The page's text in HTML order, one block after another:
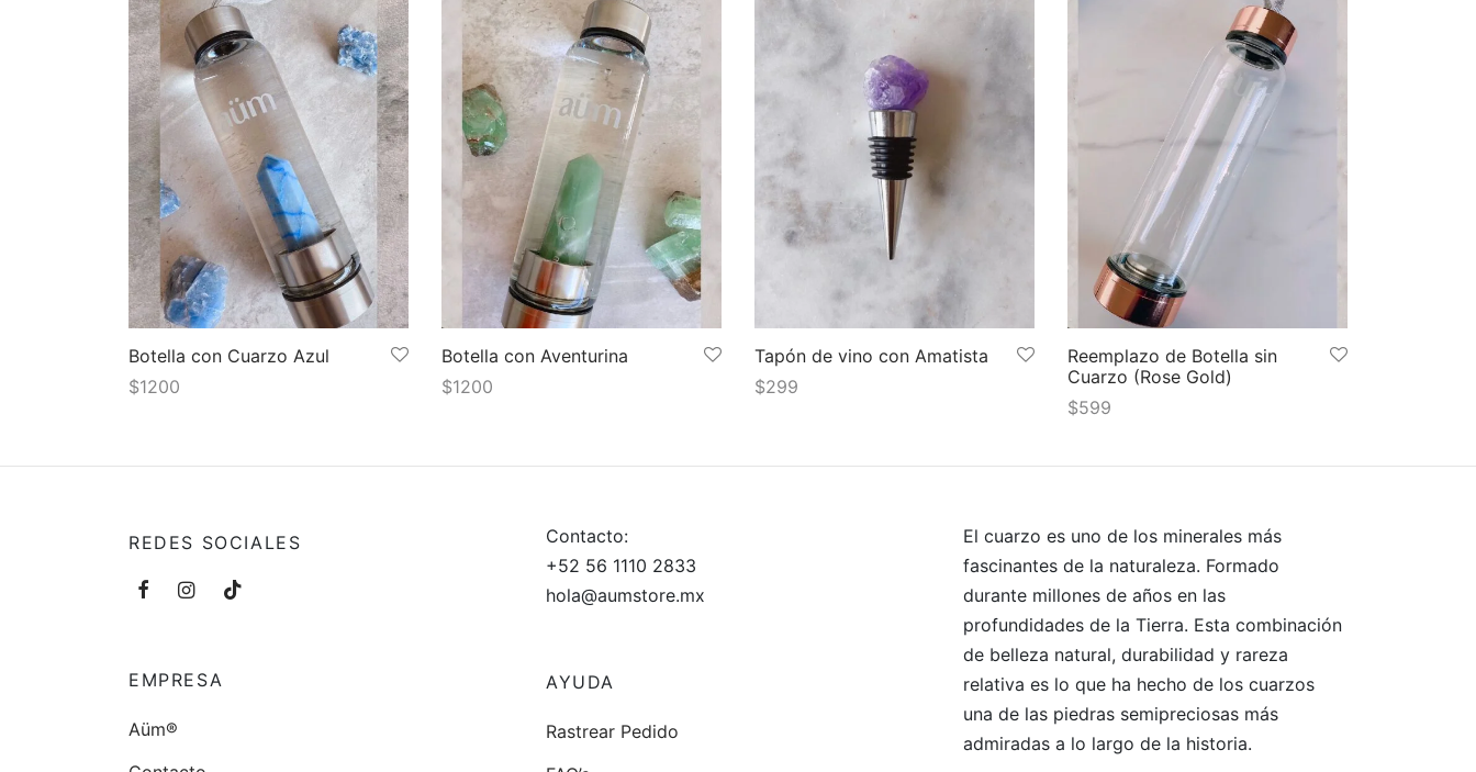
Botella con Cuarzo Azul
$1200
Botella con Aventurina
$1200
Tapón de vino con Amatista
$299
Reemplazo de Botella sin
Cuarzo (Rose Gold)
$599
REDES SOCIALES
EMPRESA
Aüm®
Contacto:
+52 56 1110 2833
hola@aumstore.mx
AYUDA
Rastrear Pedido
El cuarzo es uno de los minerales más
fascinantes de la naturaleza. Formado
durante millones de años en las
profundidades de la Tierra. Esta combinación
de belleza natural, durabilidad y rareza
relativa es lo que ha hecho de los cuarzos
una de las piedras semipreciosas más
admiradas a lo largo de la historia.